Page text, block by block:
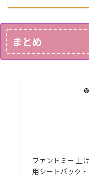
まとめ
ファンドミー 上
用シートパック